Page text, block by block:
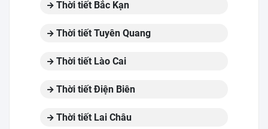
Thời tiết Bắc Kạn
Thời tiết Tuyên Quang
Thời tiết Lào Cai
Thời tiết Điện Biên
Thời tiết Lai Châu